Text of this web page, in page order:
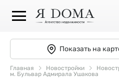
Показать на
Главная Новостройки
м. Бульвар Адмирала Ушакова